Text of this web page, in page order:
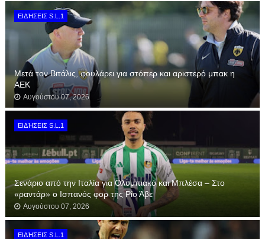
ΕΙΔΉΣΕΙΣ S.L.1
Μετά τον Βιτάλις, φουλάρει για στόπερ και αριστερό μπακ η
ΑΕΚ
Αυγούστου 07, 2026
ΕΙΔΉΣΕΙΣ S.L.1
Σενάριο από την Ιταλία για Ολυμπιακό και Μπλέσα – Στο
«ραντάρ» ο Ισπανός φορ της Ρίο Άβε
Αυγούστου 07, 2026
ΕΙΔΉΣΕΙΣ S.L.1